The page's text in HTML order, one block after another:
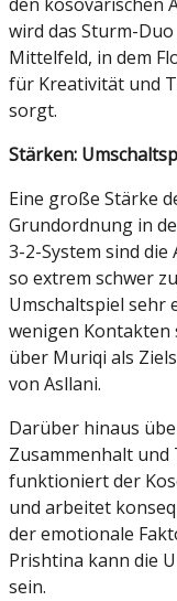
wird das Sturm-
Mittelfeld, in dem
für Kreativität und
sorgt.
Stärken:
Eine große Stärke
Grundordnung in
3-2-System sind
so extrem schwer
Umschaltspiel sehr
wenigen Kontakten
über Muriqi als
von Asllani.
Darüber hinaus
Zusammenhalt und
funktioniert der
und arbeitet
der emotionale
Prishtina kann die
sein.